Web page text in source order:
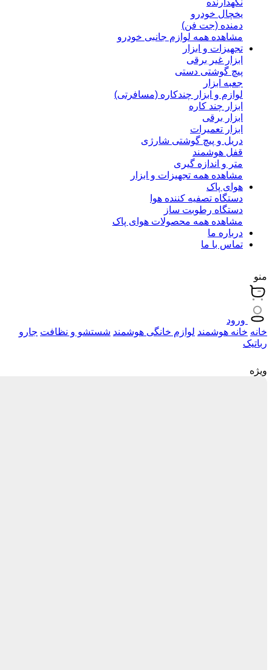
نگهدارنده
یخچال خودرو
دمنده (جت فن)
مشاهده همه لوازم جانبی خودرو
تجهیزات و ابزار
ابزار غیر برقی
پیچ گوشتی دستی
جعبه ابزار
لوازم و ابزار چندکاره (مسافرتی)
ابزار چند کاره
ابزار برقی
ابزار تعمیرات
دریل و پیچ گوشتی شارژی
قفل هوشمند
متر و اندازه گیری
مشاهده همه تجهیزات و ابزار
هوای پاک
دستگاه تصفیه کننده هوا
دستگاه رطوبت ساز
مشاهده همه محصولات هوای پاک
درباره ما
تماس با ما
منو
ورود
خانه خانه هوشمند لوازم خانگی هوشمند شستشو و نظافت جارو
رباتیک
ویژه